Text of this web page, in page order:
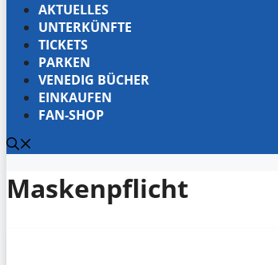
AKTUELLES
UNTERKÜNFTE
TICKETS
PARKEN
VENEDIG BÜCHER
EINKAUFEN
FAN-SHOP
Maskenpflicht